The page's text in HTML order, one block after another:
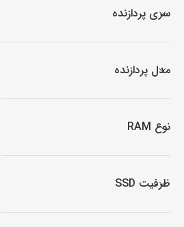
بر اساس سری
لپ تاپ IdeaPad 5
لپ تاپ IdeaPad Gaming
لپ تاپ Legion
لپ تاپ Flex
سری پردازنده
مدل پردازنده
نوع RAM
ظرفیت SSD